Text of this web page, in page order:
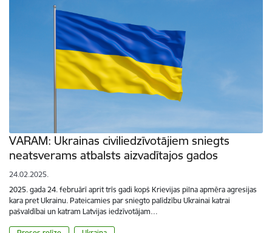
VARAM: Ukrainas civiliedzīvotājiem sniegts
neatsverams atbalsts aizvadītajos gados
24.02.2025.
2025. gada 24. februārī aprit trīs gadi kopš Krievijas pilna apmēra agresijas
kara pret Ukrainu. Pateicamies par sniegto palīdzību Ukrainai katrai
pašvaldībai un katram Latvijas iedzīvotājam…